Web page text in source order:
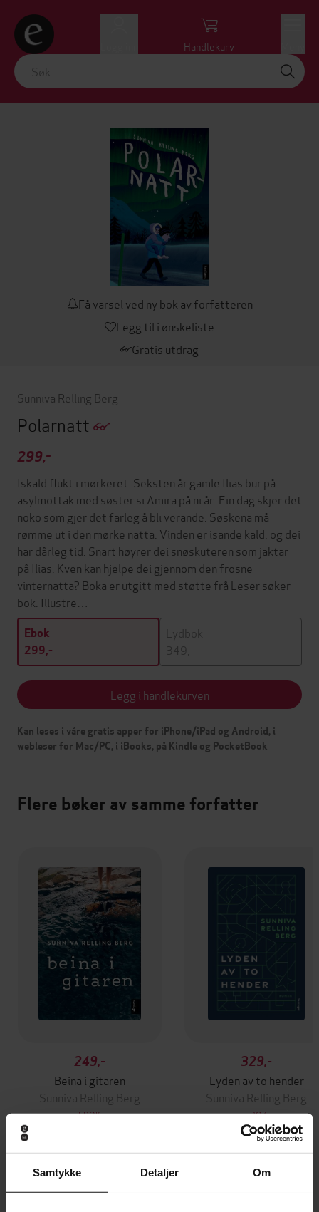
Samtykke Detaljer Om
Handlekurv
Få varsel ved ny bok av forfatteren
Legg til i ønskeliste
Gratis utdrag
Sunniva Relling Berg
Polarnatt
299,-
Iskald flukt i mørkeret. Seksten år gamle Ilias bur på
asylmottak med søster si Amira på ni år. Ein dag skjer det
noko som gjer det farleg å bli verande. Søskena må
rømme ut i den mørke natta. Vinden er isande kald, og dei
har dårleg tid. Snart høyrer dei snøskuteren som jaktar
på Ilias. Kven kan hjelpe dei gjennom den frosne
vinternatta? Boka er utgitt med støtte frå Leser søker
bok. Illustre…
Ebok
299,-
Lydbok
349,-
Legg i handlekurven
Kan leses i våre gratis apper for iPhone/iPad og Android, i
webleser for Mac/PC, i iBooks, på Kindle og PocketBook
Flere bøker av samme forfatter
249,-
Beina i gitaren
Sunniva Relling Berg
EBOK
329,-
Lyden av to hender
Sunniva Relling Berg
EBOK
Andre har også kjøpt